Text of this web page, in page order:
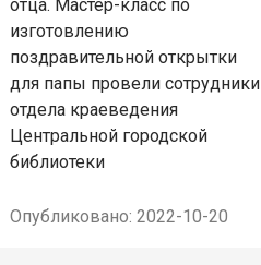
отца. Мастер-класс по
изготовлению
поздравительной открытки
для папы провели сотрудники
отдела краеведения
Центральной городской
библиотеки
Опубликовано: 2022-10-20